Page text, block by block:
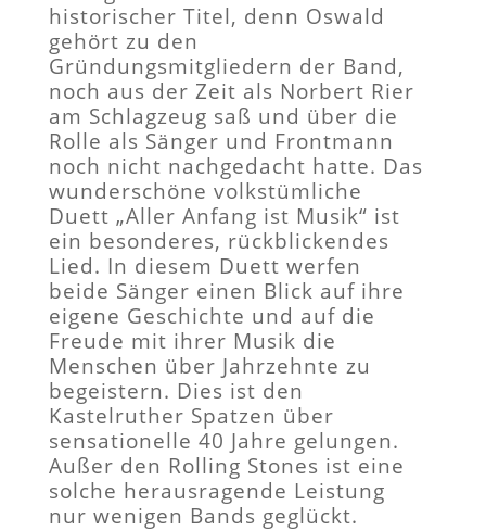
historischer Titel, denn Oswald
gehört zu den
Gründungsmitgliedern der Band,
noch aus der Zeit als Norbert Rier
am Schlagzeug saß und über die
Rolle als Sänger und Frontmann
noch nicht nachgedacht hatte. Das
wunderschöne volkstümliche
Duett „Aller Anfang ist Musik“ ist
ein besonderes, rückblickendes
Lied. In diesem Duett werfen
beide Sänger einen Blick auf ihre
eigene Geschichte und auf die
Freude mit ihrer Musik die
Menschen über Jahrzehnte zu
begeistern. Dies ist den
Kastelruther Spatzen über
sensationelle 40 Jahre gelungen.
Außer den Rolling Stones ist eine
solche herausragende Leistung
nur wenigen Bands geglückt.